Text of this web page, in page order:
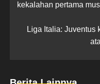
kekalahan pertama
Liga Italia: Juventus